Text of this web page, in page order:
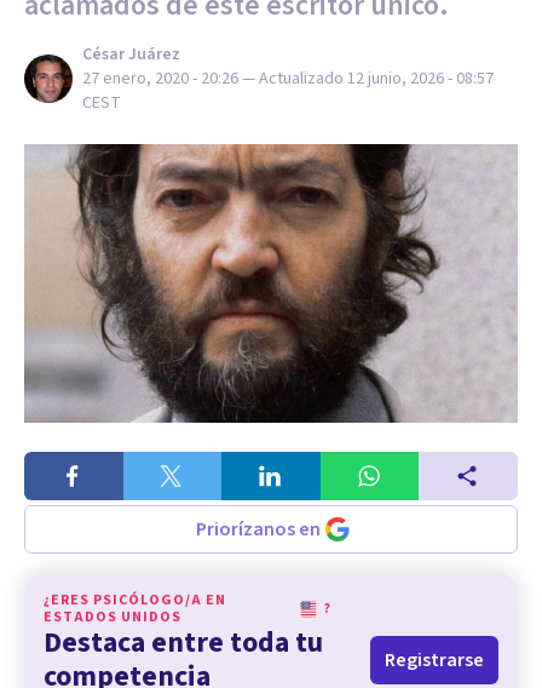
César Juárez
27 enero, 2020 - 20:26— Actualizado 12 junio, 2026 - 08:57
CEST
Priorízanos en
¿ERES PSICÓLOGO/A EN
ESTADOS UNIDOS
?
Destaca entre toda tu
competencia
Registrarse